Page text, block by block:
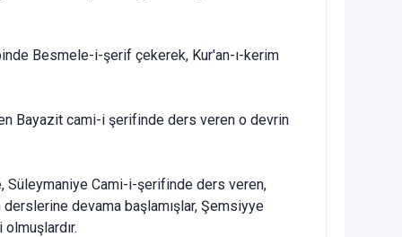
Besmele-i-şerif çekerek, Kur'an-ı-kerim
Bayazit cami-i şerifinde ders veren o devrin
Süleymaniye Cami-i-şerifinde ders veren,
devama başlamışlar, Şemsiyye